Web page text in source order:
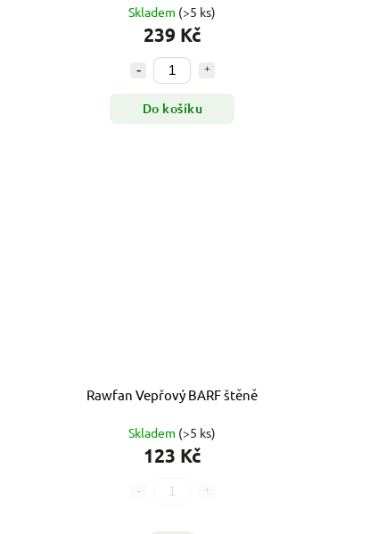
Skladem (>5 ks)
239 Kč
Do košíku
Rawfan Vepřový BARF štěně
Skladem (>5 ks)
123 Kč